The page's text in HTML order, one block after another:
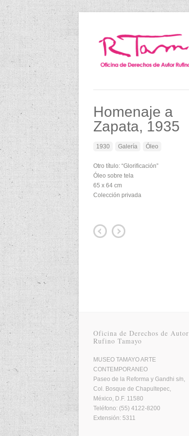
Homenaje a
Zapata, 1935
1930 Galería Óleo
Otro título: “Glorificación”
Óleo sobre tela
65 x 64 cm
Colección privada
Oficina de Derechos de Autor
Rufino Tamayo
MUSEO TAMAYO ARTE
CONTEMPORANEO
Paseo de la Reforma y Gandhi s/n,
Col. Bosque de Chapultepec,
México, D.F. 11580
Teléfono: (55) 4122-8200
Extensión: 5311